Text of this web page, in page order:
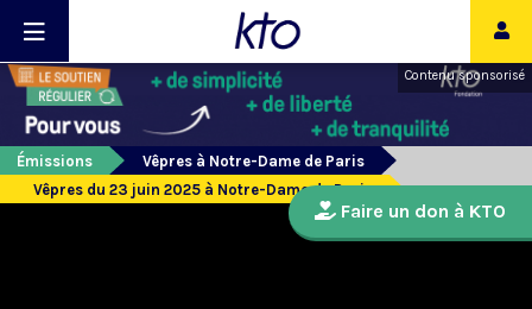
Contenu sponsorisé
Émissions
Vêpres à Notre-Dame de Paris
Vêpres du 23 juin 2025 à Notre-Dame de Paris
Faire un don à KTO